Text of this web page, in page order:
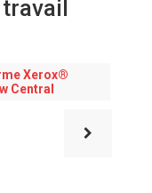
Xerox®
Central